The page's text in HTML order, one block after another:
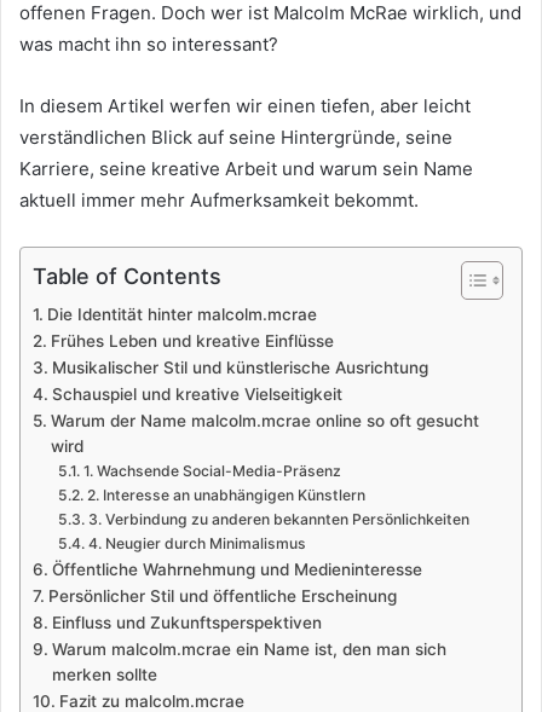
offenen Fragen. Doch wer ist Malcolm McRae wirklich, und
was macht ihn so interessant?
In diesem Artikel werfen wir einen tiefen, aber leicht
verständlichen Blick auf seine Hintergründe, seine
Karriere, seine kreative Arbeit und warum sein Name
aktuell immer mehr Aufmerksamkeit bekommt.
Table of Contents
Die Identität hinter malcolm.mcrae
Frühes Leben und kreative Einflüsse
Musikalischer Stil und künstlerische Ausrichtung
Schauspiel und kreative Vielseitigkeit
Warum der Name malcolm.mcrae online so oft gesucht
wird
1. Wachsende Social-Media-Präsenz
2. Interesse an unabhängigen Künstlern
3. Verbindung zu anderen bekannten Persönlichkeiten
4. Neugier durch Minimalismus
Öffentliche Wahrnehmung und Medieninteresse
Persönlicher Stil und öffentliche Erscheinung
Einfluss und Zukunftsperspektiven
Warum malcolm.mcrae ein Name ist, den man sich
merken sollte
Fazit zu malcolm.mcrae